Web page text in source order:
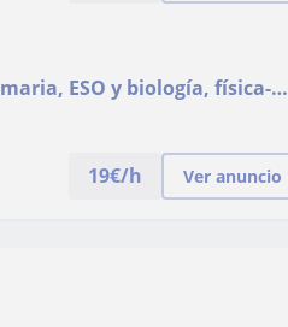
ESO y biología, física-
24 años y soy licencia en
en
19€/h Ver anuncio